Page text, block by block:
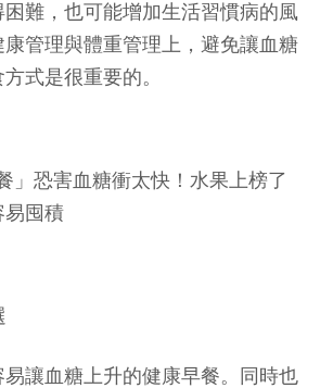
難，也可能增加生活習慣病的風
康管理與體重管理上，避免讓血糖
式是很重要的。
易讓血糖上升的健康早餐。同時也